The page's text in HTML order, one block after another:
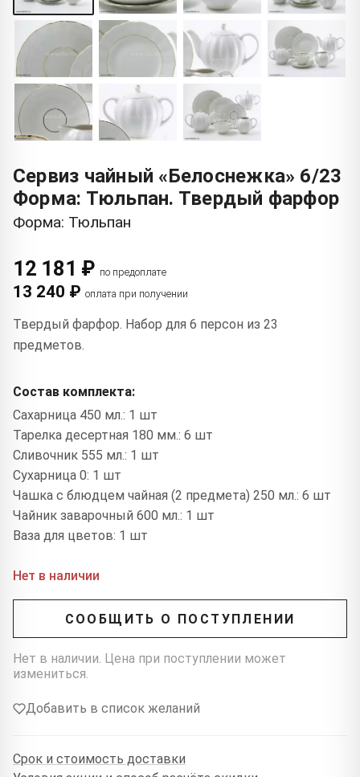
Сервиз чайный «Белоснежка» 6/23
Форма: Тюльпан. Твердый фарфор
Форма: Тюльпан
12 181 ₽ по предоплате
13 240 ₽ оплата при получении
Твердый фарфор. Набор для 6 персон из 23
предметов.
Состав комплекта:
Сахарница 450 мл.: 1 шт
Тарелка десертная 180 мм.: 6 шт
Сливочник 555 мл.: 1 шт
Сухарница 0: 1 шт
Чашка с блюдцем чайная (2 предмета) 250 мл.: 6 шт
Чайник заварочный 600 мл.: 1 шт
Ваза для цветов: 1 шт
Нет в наличии
СООБЩИТЬ О ПОСТУПЛЕНИИ
Нет в наличии. Цена при поступлении может
измениться.
Добавить в список желаний
Срок и стоимость доставки